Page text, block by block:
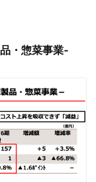
・惣菜事業‐